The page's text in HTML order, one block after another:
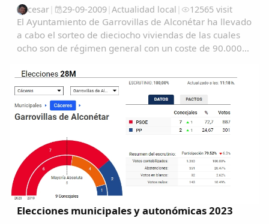
cesar| 29-09-2009| Actualidad local | 12565 visit
El Ayuntamiento de Garrovillas de Alconétar ha llevado
a cabo el sorteo de dieciocho viviendas de las cuales
ocho son de régimen general con un coste de 90.000
80.000 euros....
Elecciones municipales y autonómicas 2023
Copiar enlace